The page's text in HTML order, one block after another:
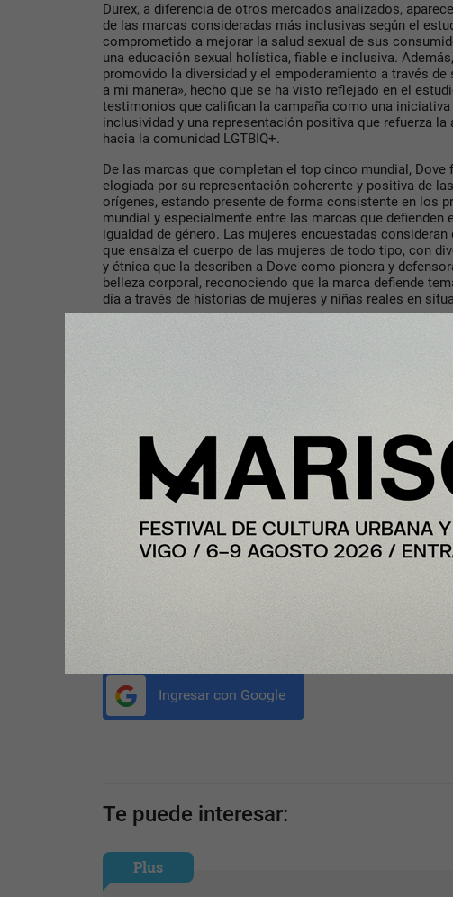
Durex, a diferencia de otros mercados analizados,
de las marcas consideradas más inclusivas según el
comprometido a mejorar la salud sexual de sus
una educación sexual holística, fiable e inclusiva.
promovido la diversidad y el empoderamiento a través de
a mi manera», hecho que se ha visto reflejado en el
testimonios que califican la campaña como una iniciativa
inclusividad y una representación positiva que refuerza
hacia la comunidad LGTBIQ+.
De las marcas que completan el top cinco mundial, Dove
elogiada por su representación coherente y positiva de
orígenes, estando presente de forma consistente en los
mundial y especialmente entre las marcas que defienden
igualdad de género. Las mujeres encuestadas consideran
que ensalza el cuerpo de las mujeres de todo tipo, con
y étnica que la describen a Dove como pionera y
belleza corporal, reconociendo que la marca defiende
día a través de historias de mujeres y niñas reales en
“Los Millennials y la Generación Z priorizan la diversidad
más que otros grupos y, a medida que estas poblaciones
poder adquisitivo estas cuestiones tendrán más peso.
recompensadas si se mantienen fieles a sus valores”.
Tu opinión enriquece este artículo:
Ingresar con Google
Te puede interesar:
Plus